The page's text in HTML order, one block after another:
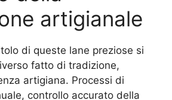
artigianale
di queste lane preziose si
fatto di tradizione,
artigiana. Processi di
controllo accurato della